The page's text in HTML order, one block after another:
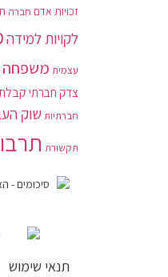
זכויות אדם חברה
לקויות למידה
עצמית משפחה
צדק חברתי
חברתיותשוק
תקשורת
תנאי שימוש